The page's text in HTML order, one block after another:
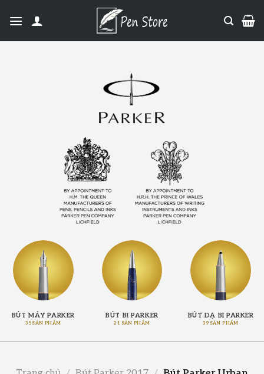
BÚT MÁY PARKER
35 SẢN PHẨM
BÚT BI PARKER
21 SẢN PHẨM
BÚT DẠ BI PARKER
39 SẢN PHẨM